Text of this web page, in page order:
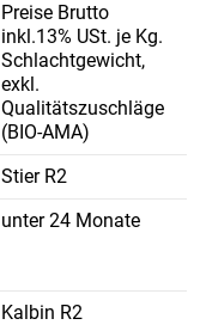
Preise Brutto
inkl.13% USt. je Kg.
Schlachtgewicht,
exkl.
Qualitätszuschläge
(BIO-AMA)
Stier R2
unter 24 Monate
Kalbin R2